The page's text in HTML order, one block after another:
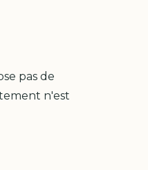
pas de
n'est